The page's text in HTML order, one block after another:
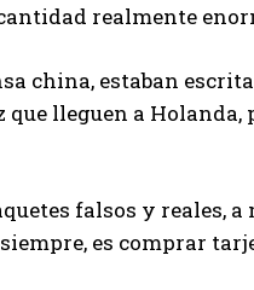
realmente
china, estaban
lleguen a Holanda,
falsos y reales, a
es comprar